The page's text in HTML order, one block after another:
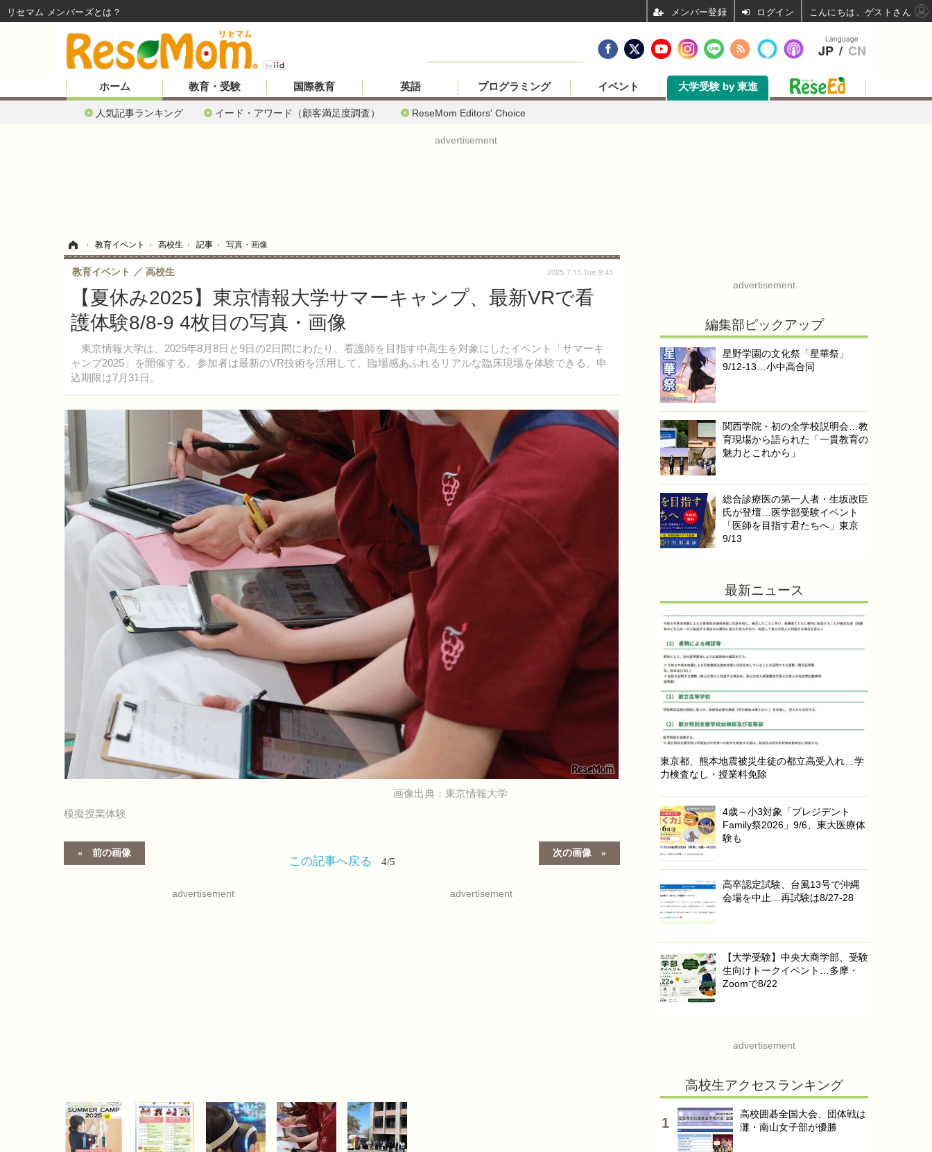
ホーム
人気記事ランキング イード・アワード（顧客満足度調査） ReseMom Editors' Choice
教育・受験 国際教育 英語 プログラミング イベント 大学受験 by 東進
advertisement
› 教育イベント › 高校生 › 記事 › 写真・画像
【夏休み2025】東京情報大学サマーキャンプ、最新VRで看
護体験8/8-9 4枚目の写真・画像
東京情報大学は、2025年8月8日と9日の2日間にわたり、看護師を目指す中高生を対象にしたイベント「サマーキ
ャンプ2025」を開催する。参加者は最新のVR技術を活用して、臨場感あふれるリアルな臨床現場を体験できる。申
込期限は7月31日。
教育イベント 高校生 2025.7.15 Tue 9:45
画像出典：東京情報大学
模擬授業体験
前の画像 次の画像
この記事へ戻る 4/5
advertisement advertisement
advertisement
編集部ピックアップ
星野学園の文化祭「星華祭」
9/12-13…小中高合同
関西学院・初の全学校説明会…教
育現場から語られた「一貫教育の
魅力とこれから」
総合診療医の第一人者・生坂政臣
氏が登壇…医学部受験イベント
「医師を目指す君たちへ」東京
9/13
最新ニュース
東京都、熊本地震被災生徒の都立高受入れ…学
力検査なし・授業料免除
4歳～小3対象「プレジデント
Family祭2026」9/6、東大医療体
験も
高卒認定試験、台風13号で沖縄
会場を中止…再試験は8/27-28
【大学受験】中央大商学部、受験
生向けトークイベント…多摩・
Zoomで8/22
advertisement
高校生アクセスランキング
高校囲碁全国大会、団体戦は
灘・南山女子部が優勝
Language
JP / CN
リセマム メンバーズ ログイン こんにちは、ゲストさん